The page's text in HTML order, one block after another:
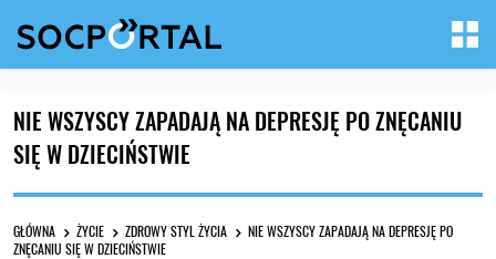
NIE WSZYSCY ZAPADAJĄ NA DEPRESJĘ PO ZNĘCANIU
SIĘ W DZIECIŃSTWIE
GŁÓWNA ŻYCIE ZDROWY STYL ŻYCIA
NIE WSZYSCY ZAPADAJĄ NA DEPRESJĘ PO
ZNĘCANIU SIĘ W DZIECIŃSTWIE